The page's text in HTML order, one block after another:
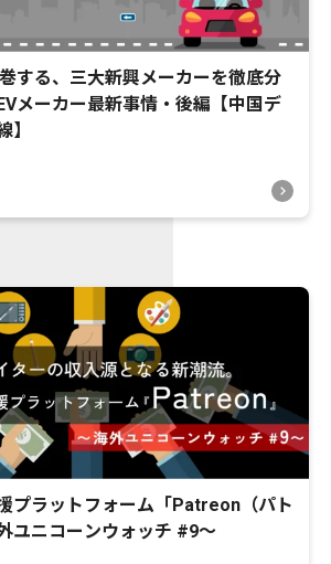
する、三大新興メーカーを徹底分
メーカー最新事情・後編【中国デ
】
プラットフォーム「Patreon（パト
ユニコーンウォッチ #9〜